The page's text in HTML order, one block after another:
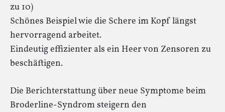
zu 10)
Schönes Beispiel wie die Schere im Kopf längst
hervorragend arbeitet.
Eindeutig effizienter als ein Heer von Zensoren zu
beschäftigen.
Die Berichterstattung über neue Symptome beim
Broderline-Syndrom steigern den